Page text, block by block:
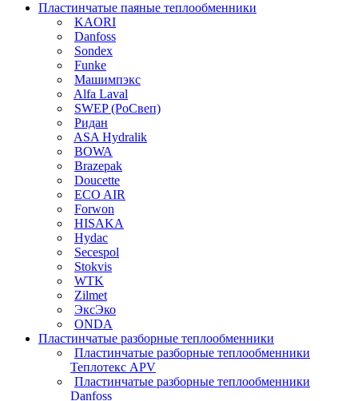
Пластинчатые паяные теплообменники
KAORI
Danfoss
Sondex
Funke
Машимпэкс
Alfa Laval
SWEP (РоСвеп)
Ридан
ASA Hydralik
BOWA
Brazepak
Doucette
ECO AIR
Forwon
HISAKA
Hydac
Secespol
Stokvis
WTK
Zilmet
ЭксЭко
ONDA
Пластинчатые разборные теплообменники
Пластинчатые разборные теплообменники
Теплотекс APV
Пластинчатые разборные теплообменники
Danfoss